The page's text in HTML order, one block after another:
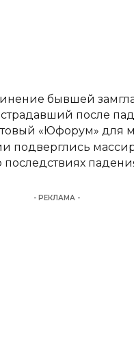
бывшей
после
«Юфорум» для
подверглись
последствиях
- РЕКЛАМА -